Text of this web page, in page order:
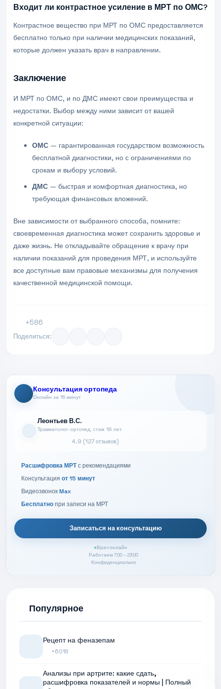
Входит ли контрастное усиление в МРТ по ОМС?
Контрастное вещество при МРТ по ОМС предоставляется
бесплатно только при наличии медицинских показаний,
которые должен указать врач в направлении.
Заключение
И МРТ по ОМС, и по ДМС имеют свои преимущества и
недостатки. Выбор между ними зависит от вашей
конкретной ситуации:
ОМС — гарантированная государством возможность
бесплатной диагностики, но с ограничениями по
срокам и выбору условий.
ДМС — быстрая и комфортная диагностика, но
требующая финансовых вложений.
Вне зависимости от выбранного способа, помните:
своевременная диагностика может сохранить здоровье и
даже жизнь. Не откладывайте обращение к врачу при
наличии показаний для проведения МРТ, и используйте
все доступные вам правовые механизмы для получения
качественной медицинской помощи.
+586
Поделиться:
Консультация ортопеда
Онлайн за 15 минут
Леонтьев В.С.
Травматолог-ортопед, стаж 18 лет
4.9 (127 отзывов)
Расшифровка МРТс рекомендациями
Консультация от 15 минут
Видеозвонок Max
Бесплатно при записи на МРТ
Записаться на консультацию
Врач онлайн
Работаем 7:00 – 23:00
Конфиденциально
Популярное
Рецепт на феназепам
+6018
Анализы при артрите: какие сдать,
расшифровка показателей и нормы | Полный